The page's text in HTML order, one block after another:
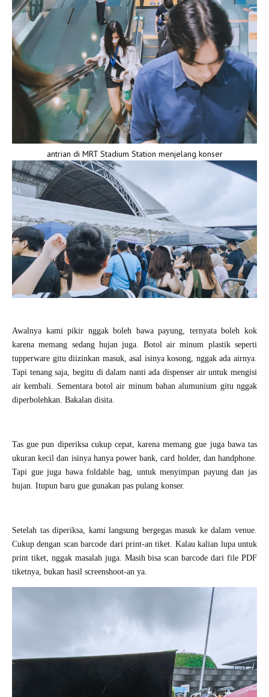
antrian di MRT Stadium Station menjelang konser
Awalnya kami pikir nggak boleh bawa payung, ternyata boleh kok
karena memang sedang hujan juga. Botol air minum plastik seperti
tupperware gitu diizinkan masuk, asal isinya kosong, nggak ada airnya.
Tapi tenang saja, begitu di dalam nanti ada dispenser air untuk mengisi
air kembali. Sementara botol air minum bahan alumunium gitu nggak
diperbolehkan. Bakalan disita.
Tas gue pun diperiksa cukup cepat, karena memang gue juga bawa tas
ukuran kecil dan isinya hanya power bank, card holder, dan handphone.
Tapi gue juga bawa foldable bag, untuk menyimpan payung dan jas
hujan. Itupun baru gue gunakan pas pulang konser.
Setelah tas diperiksa, kami langsung bergegas masuk ke dalam venue.
Cukup dengan scan barcode dari print-an tiket. Kalau kalian lupa untuk
print tiket, nggak masalah juga. Masih bisa scan barcode dari file PDF
tiketnya, bukan hasil screenshoot-an ya.